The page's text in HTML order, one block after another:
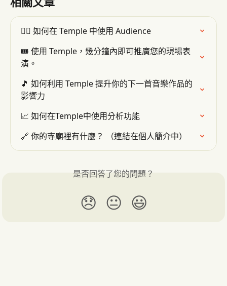
👯‍♂️ 如何在 Temple 中使用 Audience
🎟 使用 Temple，幾分鐘內即可推廣您的現場表
演。
🎵 如何利用 Temple 提升你的下一首音樂作品的
影響力
📈 如何在Temple中使用分析功能
🔗 你的寺廟裡有什麼？ （連結在個人簡介中）
是否回答了您的問題？
😞 😐 😃